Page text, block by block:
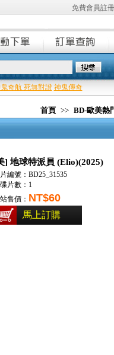
免費會員註冊
奇航 死無對證 神鬼傳奇
首頁 >> BD-歐美熱
] 地球特派員 (Elio)(2025)
編號：BD25_31535
片數：1
售價： NT$60
馬上訂購